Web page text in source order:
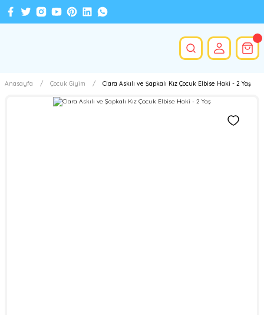
Anasayfa Çocuk Giyim Clara Askılı ve Şapkalı Kız Çocuk Elbise Haki - 2 Yaş